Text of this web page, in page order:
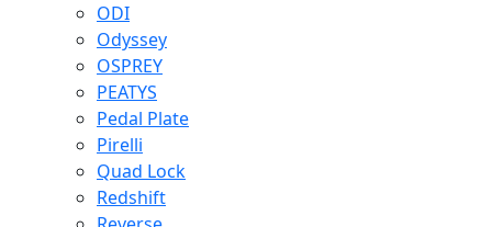
ODI
Odyssey
OSPREY
PEATYS
Pedal Plate
Pirelli
Quad Lock
Redshift